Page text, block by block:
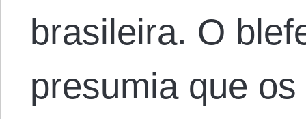
brasileira. O
presumia que